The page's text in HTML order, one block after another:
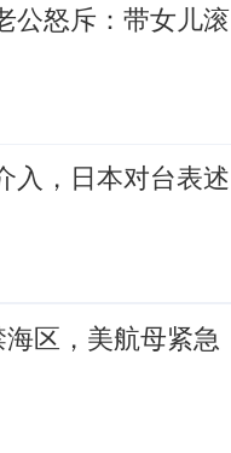
公怒斥：带女儿滚
入，日本对台表述
区，美航母紧急